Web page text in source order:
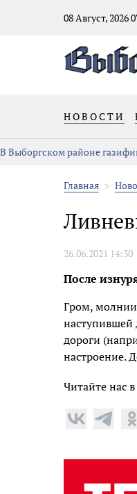
08 Август, 2026
НОВОСТИ
В Выборгском районе
Главная
26.06.2021 14:30
После
Гром,
наступившей
дороги
настроение.
Читайте нас в